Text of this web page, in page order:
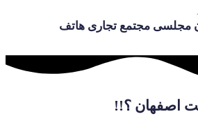
مجلسی مجتمع تجاری هاتف
اصفهان ؟!!